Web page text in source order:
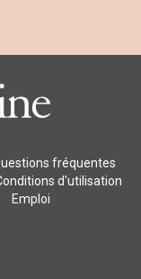
fréquentes
d'utilisation
Emploi